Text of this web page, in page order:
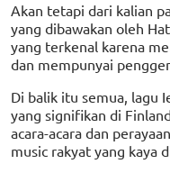
Akan tetapi dari kalian
yang dibawakan oleh
yang terkenal karena
dan mempunyai
Di balik itu semua, lagu
yang signifikan di
acara-acara dan
music rakyat yang kaya